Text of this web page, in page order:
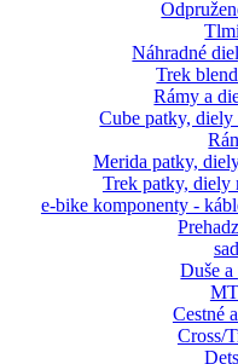
Náhradné
Trek
Rámy a
Cube patky,
Merida patky,
Trek patky, diely
e-bike komponenty -
Duše a
Cestné
Cross/